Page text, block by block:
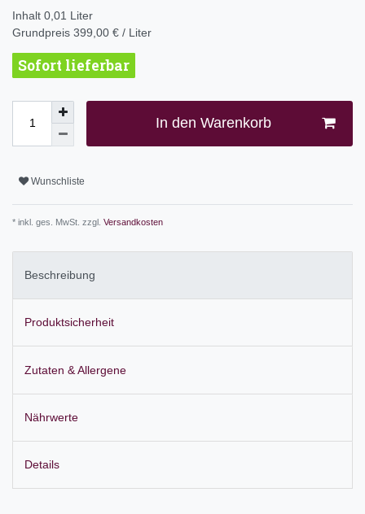
Inhalt 0,01 Liter
Grundpreis 399,00 € / Liter
Sofort lieferbar
In den Warenkorb
Wunschliste
* inkl. ges. MwSt. zzgl. Versandkosten
Beschreibung
Produktsicherheit
Zutaten & Allergene
Nährwerte
Details